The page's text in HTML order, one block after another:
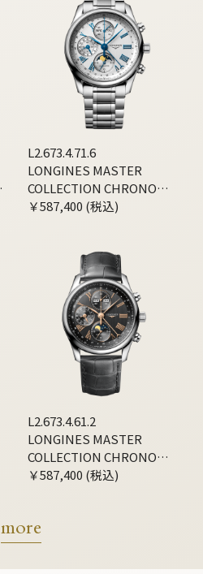
L2.673.4.71.6
LONGINES MASTER
COLLECTION CHRONO
MOONPHASE
￥587,400 (税込)
L2.673.4.61.2
LONGINES MASTER
COLLECTION CHRONO
MOONPHASE
￥587,400 (税込)
more